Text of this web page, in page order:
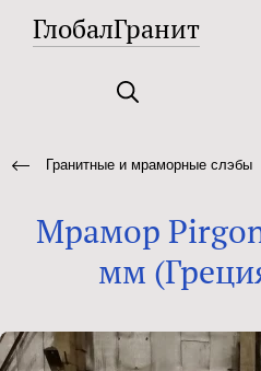
ГлобалГранит
Гранитные и мраморные слэбы
Мрамор
мм